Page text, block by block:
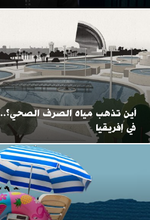
أين تذهب مياه الصرف
في إفريقيا